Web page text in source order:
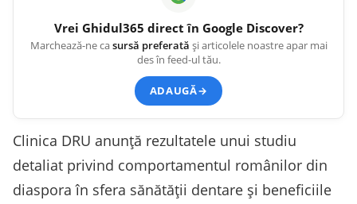
Vrei Ghidul365 direct în Google Discover?
Marchează-ne casursă preferată și articolele noastre apar mai
des în feed-ul tău.
ADAUGĂ→
Clinica DRU anunță rezultatele unui studiu
detaliat privind comportamentul românilor din
diaspora în sfera sănătății dentare și beneficiile